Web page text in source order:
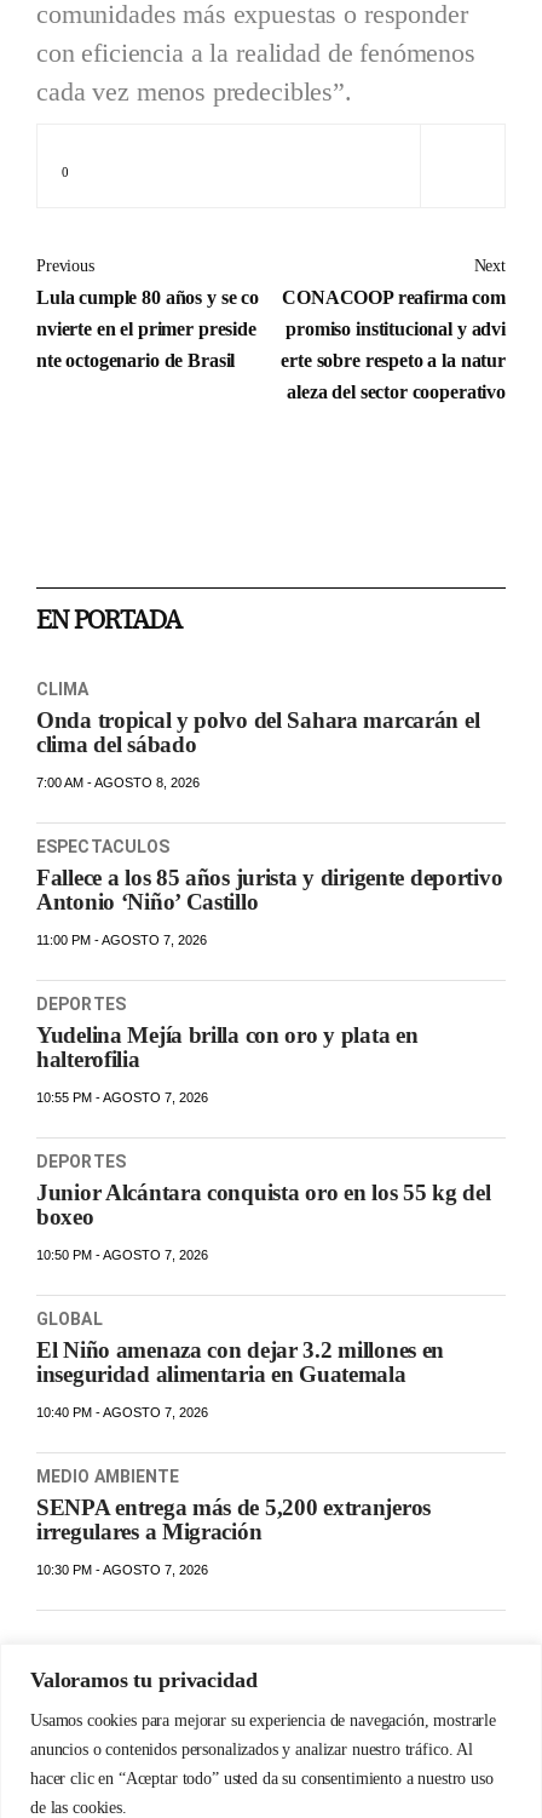
Valoramos tu privacidad
Usamos cookies para mejorar su experiencia de navegación, mostrarle
anuncios o contenidos personalizados y analizar nuestro tráfico. Al
hacer clic en “Aceptar todo” usted da su consentimiento a nuestro uso
de las cookies.
comunidades más expuestas o responder
con eficiencia a la realidad de fenómenos
cada vez menos predecibles”.
0
Previous
Lula cumple 80 años y se co
nvierte en el primer preside
nte octogenario de Brasil
Next
CONACOOP reafirma com
promiso institucional y advi
erte sobre respeto a la natur
aleza del sector cooperativo
EN PORTADA
CLIMA
Onda tropical y polvo del Sahara marcarán el
clima del sábado
7:00 AM - AGOSTO 8, 2026
ESPECTACULOS
Fallece a los 85 años jurista y dirigente deportivo
Antonio ‘Niño’ Castillo
11:00 PM - AGOSTO 7, 2026
DEPORTES
Yudelina Mejía brilla con oro y plata en
halterofilia
10:55 PM - AGOSTO 7, 2026
DEPORTES
Junior Alcántara conquista oro en los 55 kg del
boxeo
10:50 PM - AGOSTO 7, 2026
GLOBAL
El Niño amenaza con dejar 3.2 millones en
inseguridad alimentaria en Guatemala
10:40 PM - AGOSTO 7, 2026
MEDIO AMBIENTE
SENPA entrega más de 5,200 extranjeros
irregulares a Migración
10:30 PM - AGOSTO 7, 2026